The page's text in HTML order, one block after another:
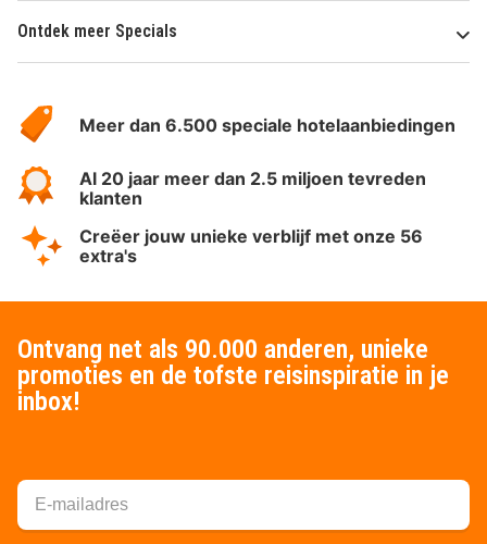
Ontdek meer Specials
HotelSpecials
Meer dan 6.500 speciale hotelaanbiedingen
Al 20 jaar meer dan 2.5 miljoen tevreden
klanten
Creëer jouw unieke verblijf met onze 56
extra's
Ontvang net als 90.000 anderen, unieke
promoties en de tofste reisinspiratie in je
inbox!